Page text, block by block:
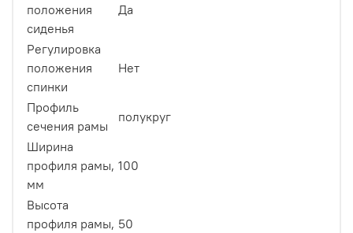
положения
сиденья
Да
Регулировка
положения
спинки
Нет
Профиль
сечения рамы
полукруг
Ширина
профиля рамы,
мм
100
Высота
профиля рамы, 50